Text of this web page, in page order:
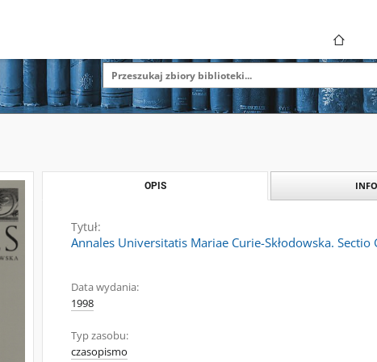
OPIS
Tytuł:
Annales Universitatis Mariae Curie-Skłodowska. Sectio
Data wydania:
1998
Typ zasobu:
czasopismo